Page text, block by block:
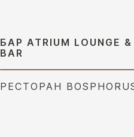
БАР ATRIUM LOUNGE &
BAR
РЕСТОРАН